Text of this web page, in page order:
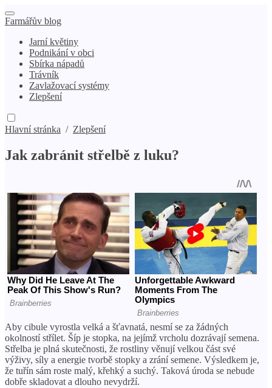
Farmářův blog
Jarní květiny
Podnikání v obci
Sbírka nápadů
Trávník
Zavlažovací systémy
Zlepšení
Hlavní stránka / Zlepšení
Jak zabránit střelbě z luku?
Aby cibule vyrostla velká a šťavnatá, nesmí se za žádných
okolností střílet. Šíp je stopka, na jejímž vrcholu dozrávají semena.
Střelba je plná skutečnosti, že rostliny věnují velkou část své
výživy, síly a energie tvorbě stopky a zrání semene. Výsledkem je,
že tuřín sám roste malý, křehký a suchý. Taková úroda se nebude
dobře skladovat a dlouho nevydrží.